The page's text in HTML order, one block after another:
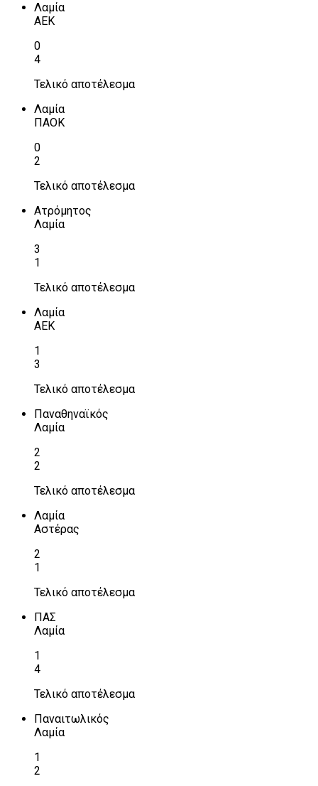
Λαμία
ΑΕΚ
0
4
Τελικό αποτέλεσμα
Λαμία
ΠΑΟΚ
0
2
Τελικό αποτέλεσμα
Ατρόμητος
Λαμία
3
1
Τελικό αποτέλεσμα
Λαμία
ΑΕΚ
1
3
Τελικό αποτέλεσμα
Παναθηναϊκός
Λαμία
2
2
Τελικό αποτέλεσμα
Λαμία
Αστέρας
2
1
Τελικό αποτέλεσμα
ΠΑΣ
Λαμία
1
4
Τελικό αποτέλεσμα
Παναιτωλικός
Λαμία
1
2